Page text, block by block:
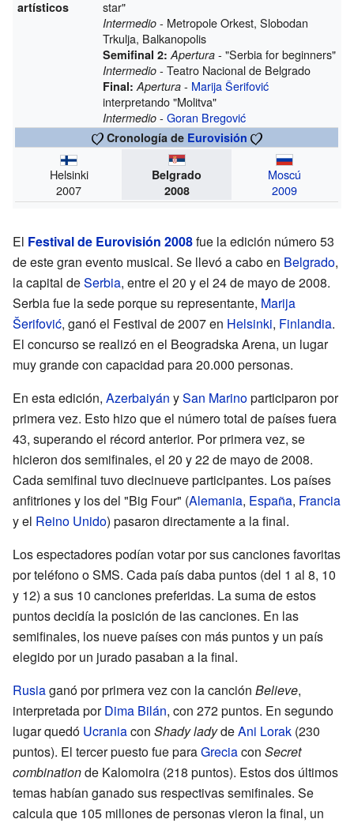
artísticos
star"
Intermedio - Metropole Orkest, Slobodan
Trkulja, Balkanopolis
Semifinal 2: Apertura - "Serbia for beginners"
Intermedio - Teatro Nacional de Belgrado
Final: Apertura - Marija Šerifović
interpretando "Molitva"
Intermedio -Goran Bregović
Cronología de Eurovisión
Helsinki
2007
Belgrado
2008
Moscú
2009
El Festival de Eurovisión 2008fue la edición número 53
de este gran evento musical. Se llevó a cabo en Belgrado,
la capital deSerbia, entre el 20 y el 24 de mayo de 2008.
Serbia fue la sede porque su representante, Marija
Šerifović, ganó el Festival de 2007 en Helsinki, Finlandia.
El concurso se realizó en el Beogradska Arena, un lugar
muy grande con capacidad para 20.000 personas.
En esta edición, Azerbaiyán ySan Marinoparticiparon por
primera vez. Esto hizo que el número total de países fuera
43, superando el récord anterior. Por primera vez, se
hicieron dos semifinales, el 20 y 22 de mayo de 2008.
Cada semifinal tuvo diecinueve participantes. Los países
anfitriones y los del "Big Four" (Alemania, España, Francia
y el Reino Unido) pasaron directamente a la final.
Los espectadores podían votar por sus canciones favoritas
por teléfono o SMS. Cada país daba puntos (del 1 al 8, 10
y 12) a sus 10 canciones preferidas. La suma de estos
puntos decidía la posición de las canciones. En las
semifinales, los nueve países con más puntos y un país
elegido por un jurado pasaban a la final.
Rusiaganó por primera vez con la canción Believe,
interpretada porDima Bilán, con 272 puntos. En segundo
lugar quedó Ucraniacon Shady ladydeAni Lorak (230
puntos). El tercer puesto fue paraGreciacon Secret
combinationde Kalomoira (218 puntos). Estos dos últimos
temas habían ganado sus respectivas semifinales. Se
calcula que 105 millones de personas vieron la final, un